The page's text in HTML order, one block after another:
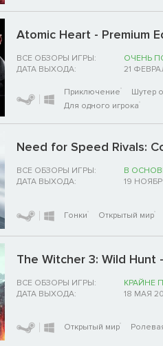
Atomic Heart - Premium
ВСЕ ОБЗОРЫ ИГРЫ:
ОЧЕНЬ
ДАТА ВЫХОДА:
21
Приключение Шутер
Для одного игрока
Need for Speed Rivals:
ВСЕ ОБЗОРЫ ИГРЫ:
В
ДАТА ВЫХОДА:
19
Гонки Открытый мир
The Witcher 3: Wild Hunt
ВСЕ ОБЗОРЫ ИГРЫ:
КРАЙНЕ
ДАТА ВЫХОДА:
18 МАЯ
Открытый мир